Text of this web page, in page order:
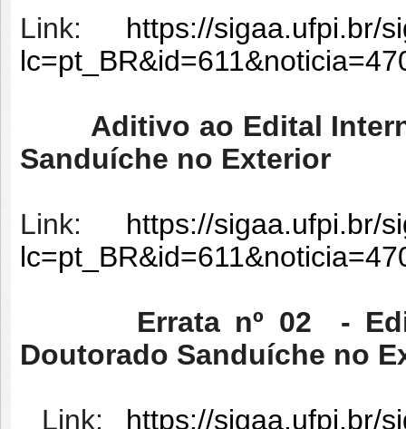
Link: https://sigaa.ufpi.br/
Aditivo ao Edital
Sanduíche no Exterior
Link:
https://sigaa.ufpi.br/
Errata nº 02 -
Doutorado Sanduíche no
Link: https://sigaa.ufpi.br/